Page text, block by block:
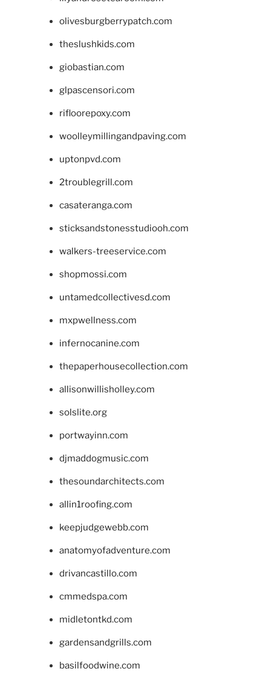
olivesburgberrypatch.com
theslushkids.com
giobastian.com
glpascensori.com
rifloorepoxy.com
woolleymillingandpaving.com
uptonpvd.com
2troublegrill.com
casateranga.com
sticksandstonesstudiooh.com
walkers-treeservice.com
shopmossi.com
untamedcollectivesd.com
mxpwellness.com
infernocanine.com
thepaperhousecollection.com
allisonwillisholley.com
solslite.org
portwayinn.com
djmaddogmusic.com
thesoundarchitects.com
allin1roofing.com
keepjudgewebb.com
anatomyofadventure.com
drivancastillo.com
cmmedspa.com
midletontkd.com
gardensandgrills.com
basilfoodwine.com